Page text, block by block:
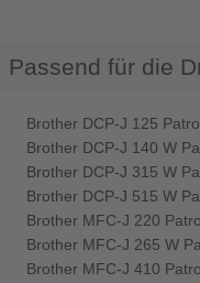
Passend für die
Brother DCP-J 125
Brother DCP-J 140 W
Brother DCP-J 315 W
Brother DCP-J 515 W
Brother MFC-J 220
Brother MFC-J 265 W
Brother MFC-J 410